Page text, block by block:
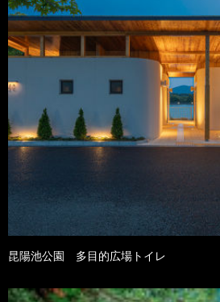
昆陽池公園 多目的広場トイレ